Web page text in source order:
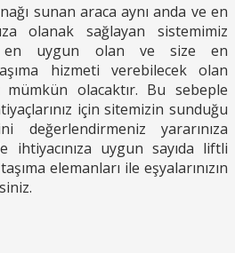
sunan araca aynı anda ve en
olanak sağlayan sistemimiz
en uygun olan ve size en
hizmeti verebilecek olan
olacaktır. Bu sebeple
için sitemizin sunduğu
değerlendirmeniz yararınıza
ihtiyacınıza uygun sayıda liftli
elemanları ile eşyalarınızın